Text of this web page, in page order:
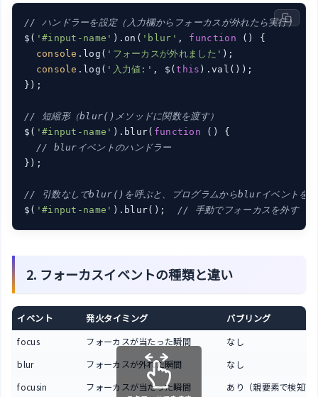
// ハンドラーを設定（入力欄からフォーカスが外れたら実行）
$( '#input-name' ).on( 'blur' , function ( ) {
console .log( 'フォーカスが外れました' );
console .log( '入力値:' , $(this ).val());
});
// 短縮形（blur()メソッドに関数を渡す）
$( '#input-name' ).blur( function ( ) {
// blurイベントのハンドラー
});
// 引数なしでblur()を呼ぶと、プログラムからblurイベントを発
$( '#input-name' ).blur(); // 手動でフォーカスを外す
2. フォーカスイベントの種類と違い
イベント 発火タイミング
バブリング
focus
フォーカスが当たった瞬間
なし
blur
フォーカスが外れた瞬間
なし
focusin
フォーカスが当たった瞬間 あり（親要素で検知可